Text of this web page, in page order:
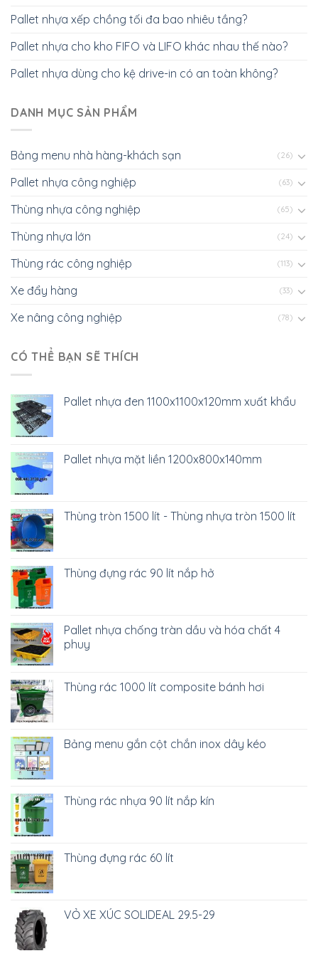
Pallet nhựa xếp chồng tối đa bao nhiêu tầng?
Pallet nhựa cho kho FIFO và LIFO khác nhau thế nào?
Pallet nhựa dùng cho kệ drive-in có an toàn không?
DANH MỤC SẢN PHẨM
Bảng menu nhà hàng-khách sạn (26)
Pallet nhựa công nghiệp (63)
Thùng nhựa công nghiệp (65)
Thùng nhựa lớn (24)
Thùng rác công nghiệp (113)
Xe đẩy hàng (33)
Xe nâng công nghiệp (78)
CÓ THỂ BẠN SẼ THÍCH
Pallet nhựa đen 1100x1100x120mm xuất khẩu
Pallet nhựa mặt liền 1200x800x140mm
Thùng tròn 1500 lít - Thùng nhựa tròn 1500 lít
Thùng đựng rác 90 lít nắp hở
Pallet nhựa chống tràn dầu và hóa chất 4
phuy
Thùng rác 1000 lít composite bánh hơi
Bảng menu gắn cột chắn inox dây kéo
Thùng rác nhựa 90 lít nắp kín
Thùng đựng rác 60 lít
VỎ XE XÚC SOLIDEAL 29.5-29